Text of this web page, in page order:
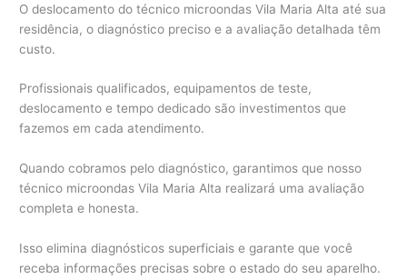
O deslocamento do técnico microondas Vila Maria Alta até sua
residência, o diagnóstico preciso e a avaliação detalhada têm
custo.
Profissionais qualificados, equipamentos de teste,
deslocamento e tempo dedicado são investimentos que
fazemos em cada atendimento.
Quando cobramos pelo diagnóstico, garantimos que nosso
técnico microondas Vila Maria Alta realizará uma avaliação
completa e honesta.
Isso elimina diagnósticos superficiais e garante que você
receba informações precisas sobre o estado do seu aparelho.